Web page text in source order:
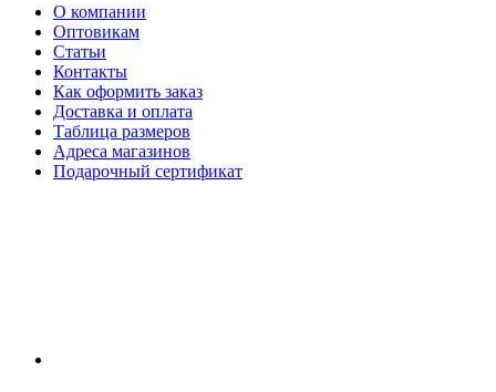
О компании
Оптовикам
Статьи
Контакты
Как оформить заказ
Доставка и оплата
Таблица размеров
Адреса магазинов
Подарочный сертификат